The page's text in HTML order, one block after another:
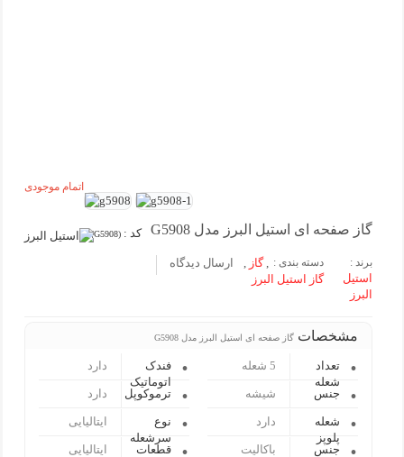
گاز صفحه ای استیل البرز مدل G5908 کد : (G5908)
اتمام موجودی
برند :
استیل
البرز
دسته بندی : ,گاز
گاز استیل البرز
ارسال دیدگاه
مشخصات گاز صفحه ای استیل البرز مدل G5908
تعداد
شعله
5 شعله
فندک
اتوماتیک
دارد
جنس شیشه ترموکوپل دارد
شعله
پلوپز
دارد
نوع
سرشعله
ایتالیایی
جنس
باکالیت
قطعات
ایتالیایی